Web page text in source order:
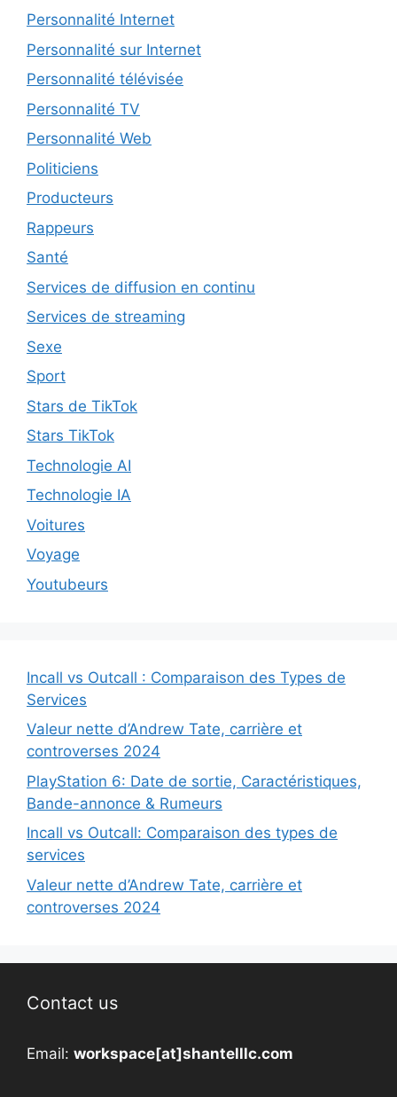
Personnalité Internet
Personnalité sur Internet
Personnalité télévisée
Personnalité TV
Personnalité Web
Politiciens
Producteurs
Rappeurs
Santé
Services de diffusion en continu
Services de streaming
Sexe
Sport
Stars de TikTok
Stars TikTok
Technologie AI
Technologie IA
Voitures
Voyage
Youtubeurs
Incall vs Outcall : Comparaison des Types de
Services
Valeur nette d’Andrew Tate, carrière et
controverses 2024
PlayStation 6: Date de sortie, Caractéristiques,
Bande-annonce & Rumeurs
Incall vs Outcall: Comparaison des types de
services
Valeur nette d’Andrew Tate, carrière et
controverses 2024
Contact us
Email: workspace[at]shantelllc.com